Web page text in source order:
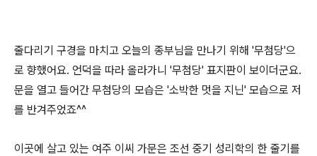
줄다리기 구경을 마치고 오늘의 종부님을 만나기 위해 '무첨당'으
로 향했어요. 언덕을 따라 올라가니 '무첨당' 표지판이 보이더군요.
문을 열고 들어간 무첨당의 모습은 '소박한 멋을 지닌' 모습으로 저
를 반겨주었죠^^
이곳에 살고 있는 여주 이씨 가문은 조선 중기 성리학의 한 줄기를